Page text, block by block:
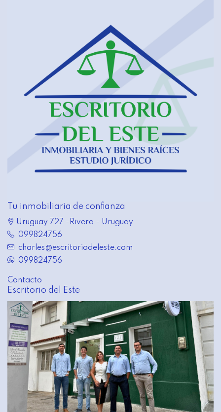
Tu inmobiliaria de confianza
Uruguay 727 -Rivera - Uruguay
099824756
charles@escritoriodeleste.com
099824756
Contacto
Escritorio del Este